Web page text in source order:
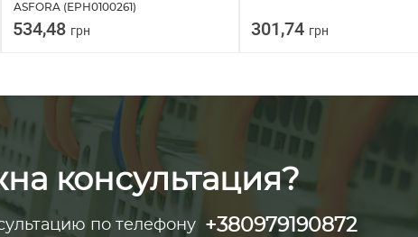
ASFORA (EPH0100261)
534,48 грн 301,74 грн
консультация?
по телефону +380979190872